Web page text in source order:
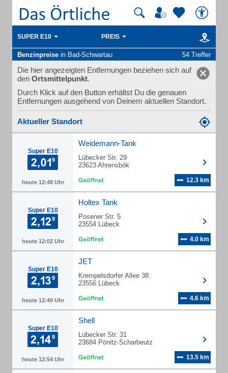
SUPER E10 PREIS
Benzinpreise in Bad-Schwartau 54 Treffer
Die hier angezeigten Entfernungen beziehen sich auf
den Ortsmittelpunkt.
Durch Klick auf den Button erhältst Du die genauen
Entfernungen ausgehend von Deinem aktuellen Standort.
Aktueller Standort
Super E10
heute 12:48 Uhr
Weidemann-Tank
Lübecker Str. 29
23623 Ahrensbök
12.3 km
Super E10
heute 12:02 Uhr
Holtex Tank
Posener Str. 5
23554 Lübeck
4.0 km
Super E10
heute 12:49 Uhr
JET
Krempelsdorfer Allee 38
23556 Lübeck
4.6 km
Super E10
heute 12:54 Uhr
Shell
Lübecker Str. 31
23684 Pönitz-Scharbeutz
13.5 km